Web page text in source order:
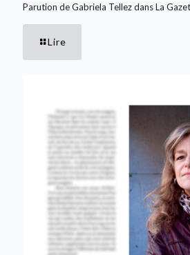
Parution de Gabriela Tellez dans La
Lire